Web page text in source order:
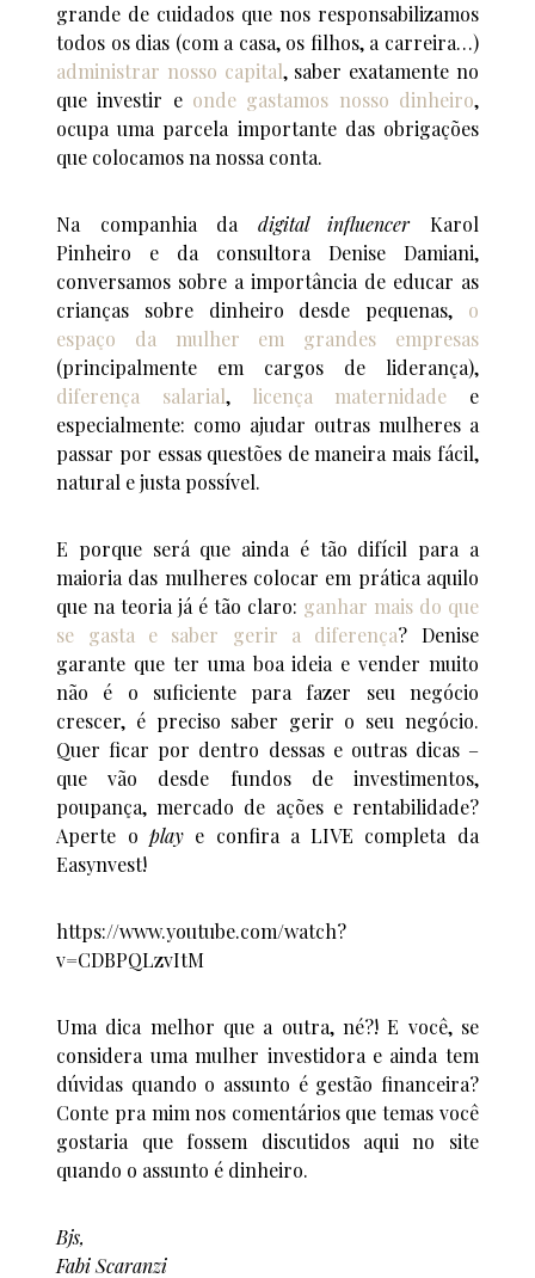
grande de cuidados que nos responsabilizamos
todos os dias (com a casa, os filhos, a carreira…)
administrar nosso capital, saber exatamente no
que investir e onde gastamos nosso dinheiro,
ocupa uma parcela importante das obrigações
que colocamos na nossa conta.
Na companhia da digital influencerKarol
Pinheiro e da consultora Denise Damiani,
conversamos sobre a importância de educar as
crianças sobre dinheiro desde pequenas, o
espaço da mulher em grandes empresas
(principalmente em cargos de liderança),
diferença salarial, licença maternidade e
especialmente: como ajudar outras mulheres a
passar por essas questões de maneira mais fácil,
natural e justa possível.
E porque será que ainda é tão difícil para a
maioria das mulheres colocar em prática aquilo
que na teoria já é tão claro: ganhar mais do que
se gasta e saber gerir a diferença? Denise
garante que ter uma boa ideia e vender muito
não é o suficiente para fazer seu negócio
crescer, é preciso saber gerir o seu negócio.
Quer ficar por dentro dessas e outras dicas –
que vão desde fundos de investimentos,
poupança, mercado de ações e rentabilidade?
Aperte o playe confira a LIVE completa da
Easynvest!
https://www.youtube.com/watch?
v=CDBPQLzvItM
Uma dica melhor que a outra, né?! E você, se
considera uma mulher investidora e ainda tem
dúvidas quando o assunto é gestão financeira?
Conte pra mim nos comentários que temas você
gostaria que fossem discutidos aqui no site
quando o assunto é dinheiro.
Bjs,
Fabi Scaranzi